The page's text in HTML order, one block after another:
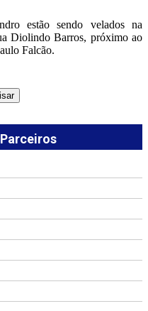
estão sendo velados na
Diolindo Barros, próximo ao
Falcão.